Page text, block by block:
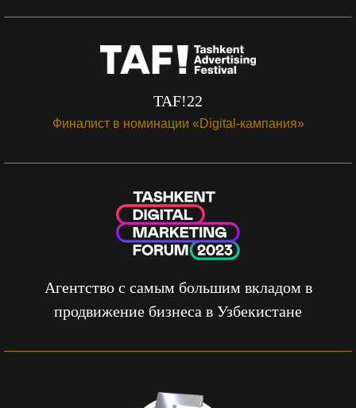
TAF!22
Финалист в номинации «Digital-кампания»
Агентство с самым большим вкладом в
продвижение бизнеса в Узбекистане